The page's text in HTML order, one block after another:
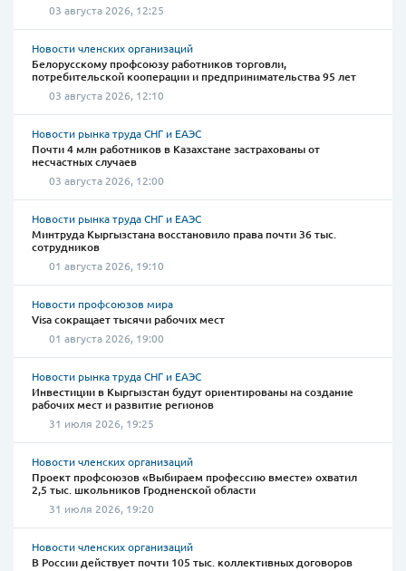
03 августа 2026, 12:25
Новости членских организаций
Белорусскому профсоюзу работников торговли,
потребительской кооперации и предпринимательства 95 лет
03 августа 2026, 12:10
Новости рынка труда СНГ и ЕАЭС
Почти 4 млн работников в Казахстане застрахованы от
несчастных случаев
03 августа 2026, 12:00
Новости рынка труда СНГ и ЕАЭС
Минтруда Кыргызстана восстановило права почти 36 тыс.
сотрудников
01 августа 2026, 19:10
Новости профсоюзов мира
Visa сокращает тысячи рабочих мест
01 августа 2026, 19:00
Новости рынка труда СНГ и ЕАЭС
Инвестиции в Кыргызстан будут ориентированы на создание
рабочих мест и развитие регионов
31 июля 2026, 19:25
Новости членских организаций
Проект профсоюзов «Выбираем профессию вместе» охватил
2,5 тыс. школьников Гродненской области
31 июля 2026, 19:20
Новости членских организаций
В России действует почти 105 тыс. коллективных договоров